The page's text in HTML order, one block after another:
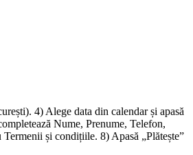
4) Alege data din calendar și apasă
Nume, Prenume, Telefon,
și condițiile. 8) Apasă „Plătește”